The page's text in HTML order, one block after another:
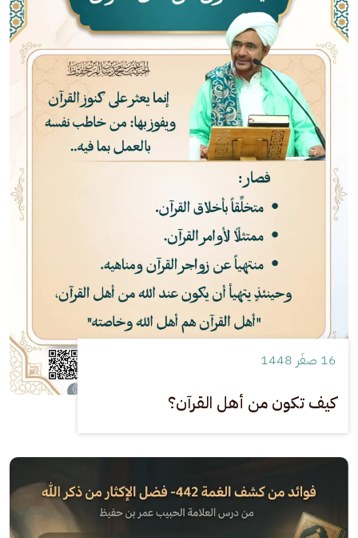
16 صفَر 1448
كيف تكون من أهل القرآن؟
الصورة